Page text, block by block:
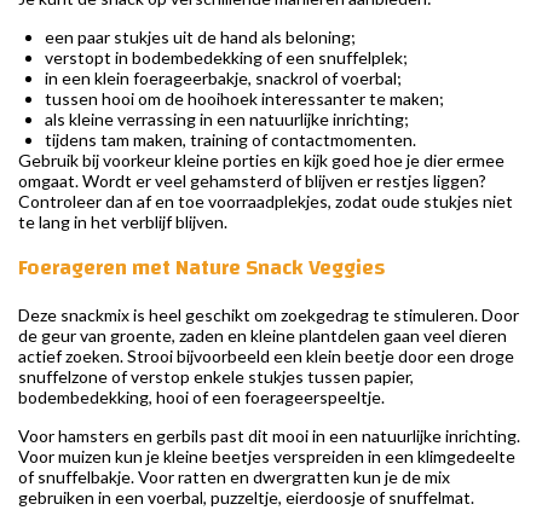
een paar stukjes uit de hand als beloning;
verstopt in bodembedekking of een snuffelplek;
in een klein foerageerbakje, snackrol of voerbal;
tussen hooi om de hooihoek interessanter te maken;
als kleine verrassing in een natuurlijke inrichting;
tijdens tam maken, training of contactmomenten.
Gebruik bij voorkeur kleine porties en kijk goed hoe je dier ermee
omgaat. Wordt er veel gehamsterd of blijven er restjes liggen?
Controleer dan af en toe voorraadplekjes, zodat oude stukjes niet
te lang in het verblijf blijven.
Foerageren met Nature Snack Veggies
Deze snackmix is heel geschikt om zoekgedrag te stimuleren. Door
de geur van groente, zaden en kleine plantdelen gaan veel dieren
actief zoeken. Strooi bijvoorbeeld een klein beetje door een droge
snuffelzone of verstop enkele stukjes tussen papier,
bodembedekking, hooi of een foerageerspeeltje.
Voor hamsters en gerbils past dit mooi in een natuurlijke inrichting.
Voor muizen kun je kleine beetjes verspreiden in een klimgedeelte
of snuffelbakje. Voor ratten en dwergratten kun je de mix
gebruiken in een voerbal, puzzeltje, eierdoosje of snuffelmat.